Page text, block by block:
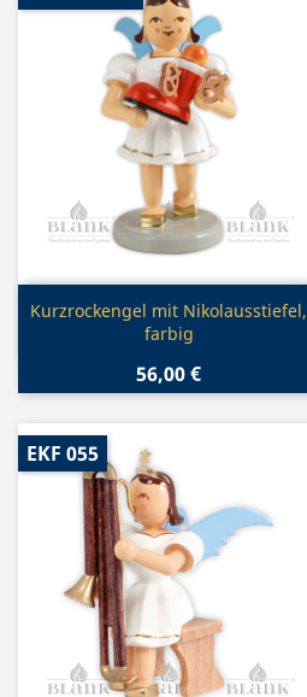
Vorschau
Kurzrockengel mit Nikolausstiefel,
farbig
56,00 €
EKF 055